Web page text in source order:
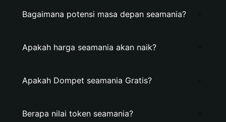
Bagaimana potensi masa depan seamania?
Apakah harga seamania akan naik?
Apakah Dompet seamania Gratis?
Berapa nilai token seamania?